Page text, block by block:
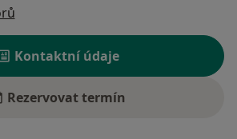
Kontaktní údaje
Rezervovat termín